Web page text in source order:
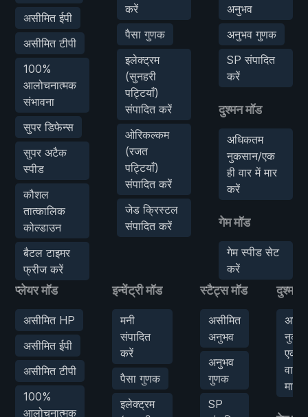
असीमित ईपी
असीमित टीपी
100%
आलोचनात्मक
संभावना
सुपर डिफेन्स
सुपर अटैक
स्पीड
कौशल
तात्कालिक
कोल्डाउन
बैटल टाइमर
फ्रीज करें
करें
पैसा गुणक
इलेक्ट्रम
(सुनहरी
पट्टियाँ)
संपादित करें
ओरिकल्कम
(रजत
पट्टियाँ)
संपादित करें
जेड क्रिस्टल
संपादित करें
अनुभव
अनुभव गुणक
SP संपादित
करें
दुश्मन मॉड
अधिकतम
नुकसान/एक
ही वार में मार
करें
गेम मॉड
गेम स्पीड सेट
करें
प्लेयर मॉड
असीमित HP
असीमित ईपी
असीमित टीपी
100%
आलोचनात्मक
इन्वेंट्री मॉड
मनी
संपादित
करें
पैसा गुणक
इलेक्ट्रम
स्टैट्स मॉड
असीमित
अनुभव
अनुभव
गुणक
SP
दुश्मन
एक
वार में
मार